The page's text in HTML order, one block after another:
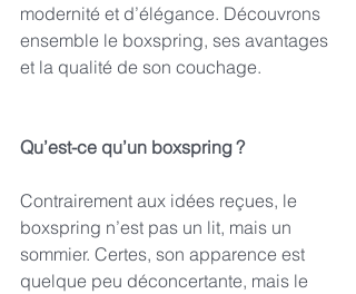
modernité et d’élégance. Découvrons
ensemble le boxspring, ses avantages
et la qualité de son couchage.
Qu’est-ce qu’un boxspring ?
Contrairement aux idées reçues, le
boxspring n’est pas un lit, mais un
sommier. Certes, son apparence est
quelque peu déconcertante, mais le